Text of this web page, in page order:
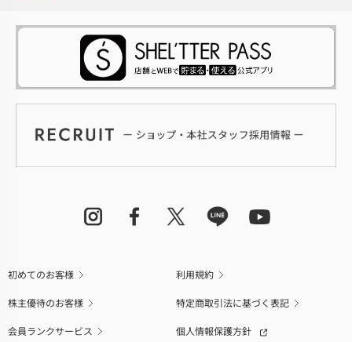
初めてのお客様
利用規約
株主優待のお客様
特定商取引法に基づく表記
会員ランクサービス
個人情報保護方針